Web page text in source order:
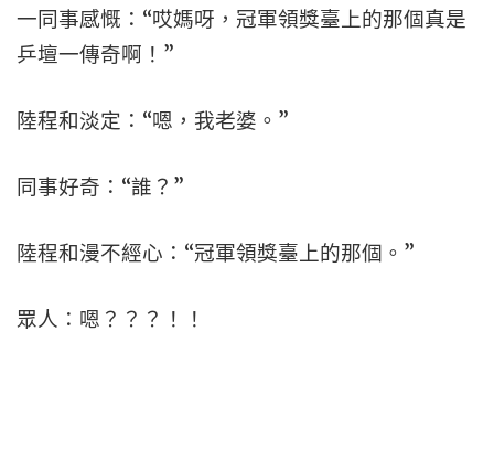
一同事感慨：“哎媽呀，冠軍領獎臺上的那個真是
乒壇一傳奇啊！”
陸程和淡定：“嗯，我老婆。”
同事好奇：“誰？”
陸程和漫不經心：“冠軍領獎臺上的那個。”
眾人：嗯？？？！！